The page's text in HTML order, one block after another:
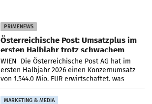
PRIMENEWS
Österreichische Post: Umsatzplus im
ersten Halbjahr trotz schwachem
Briefgeschäft
WIEN Die Österreichische Post AG hat im
ersten Halbjahr 2026 einen Konzernumsatz
von 1.544,0 Mio. EUR erwirtschaftet, was
einem Plus von 3,8 Prozent gegenüber dem
Vergleichszeitraum
MARKETING & MEDIA